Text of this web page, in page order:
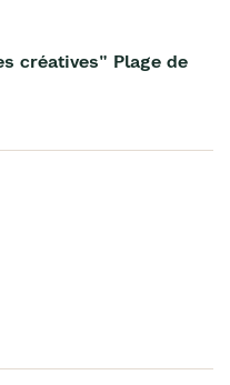
créatives" Plage de